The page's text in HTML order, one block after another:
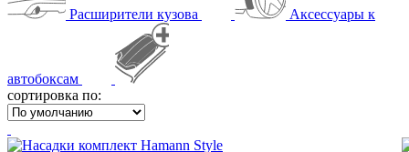
Расширители кузова Аксессуары к
автобоксам
сортировка по: